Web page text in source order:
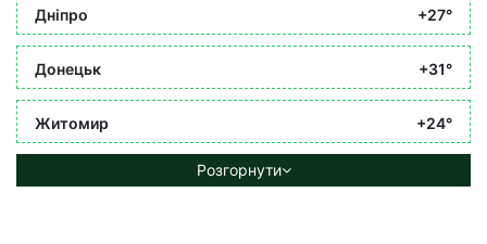
Дніпро +27°
Донецьк +31°
Житомир +24°
Розгорнути